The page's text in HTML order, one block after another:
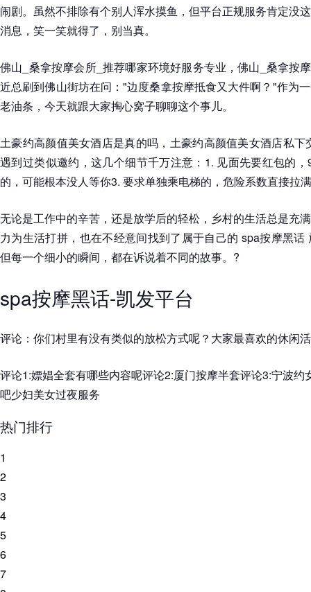
闹剧。虽然不排除有个别人浑水摸鱼，但平台正规服务肯定没
消息，笑一笑就得了，别当真。
佛山_桑拿按摩会所_推荐哪家环境好服务专业，佛山_桑拿按
近总刷到佛山街坊在问："边度桑拿按摩抵食又大件啊？"作为
老油条，今天就跟大家掏心窝子聊聊这个事儿。
土豪约高颜值美女酒店是真的吗，土豪约高颜值美女酒店私
遇到过类似邀约，这几个细节千万注意：1. 见面先要红包的
的，可能根本没人等你3. 要求单独乘电梯的，危险系数直接拉满
无论是工作中的辛苦，还是放学后的轻松，乡村的生活总是充
力为生活打拼，也在不经意间找到了属于自己的 spa按摩黑
但每一个细小的瞬间，都在诉说着不同的故事。?
spa按摩黑话-凯发平台
评论：你们村里有没有类似的放松方式呢？大家最喜欢的休闲
评论1:嫖娼全套有哪些内容呢评论2:厦门按摩半套评论3:宁波约
吧少妇美女过夜服务
热门排行
1
2
3
4
5
6
7